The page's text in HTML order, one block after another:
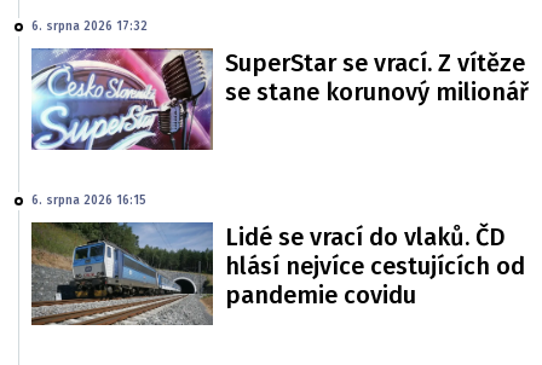
6. srpna 2026 17:32
SuperStar se vrací. Z vítěze
se stane korunový milionář
6. srpna 2026 16:15
Lidé se vrací do vlaků. ČD
hlásí nejvíce cestujících od
pandemie covidu